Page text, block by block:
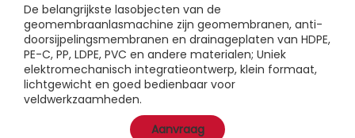
De belangrijkste lasobjecten van de
geomembraanlasmachine zijn geomembranen, anti-
doorsijpelingsmembranen en drainageplaten van HDPE,
PE-C, PP, LDPE, PVC en andere materialen; Uniek
elektromechanisch integratieontwerp, klein formaat,
lichtgewicht en goed bedienbaar voor
veldwerkzaamheden.
Aanvraag